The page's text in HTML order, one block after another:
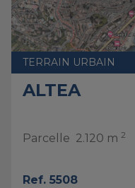
TERRAIN URBAIN
ALTEA
Parcelle 2.120 m 2
Ref. 5508